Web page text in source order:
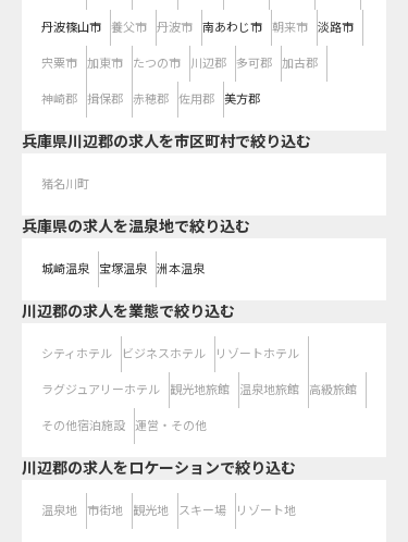
丹波篠山市 養父市 丹波市 南あわじ市 朝来市 淡路市
宍粟市 加東市 たつの市 川辺郡 多可郡 加古郡
神崎郡 揖保郡 赤穂郡 佐用郡 美方郡
兵庫県川辺郡の求人を市区町村で絞り込む
猪名川町
兵庫県の求人を温泉地で絞り込む
城崎温泉 宝塚温泉 洲本温泉
川辺郡の求人を業態で絞り込む
シティホテル ビジネスホテル リゾートホテル
ラグジュアリーホテル 観光地旅館 温泉地旅館 高級旅館
その他宿泊施設 運営・その他
川辺郡の求人をロケーションで絞り込む
温泉地 市街地 観光地 スキー場 リゾート地